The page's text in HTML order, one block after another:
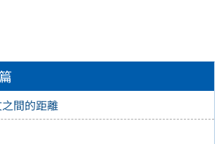
間的距離